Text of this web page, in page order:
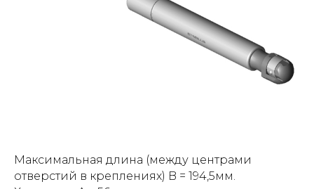
Максимальная длина (между центрами
отверстий в креплениях) B = 194,5мм.